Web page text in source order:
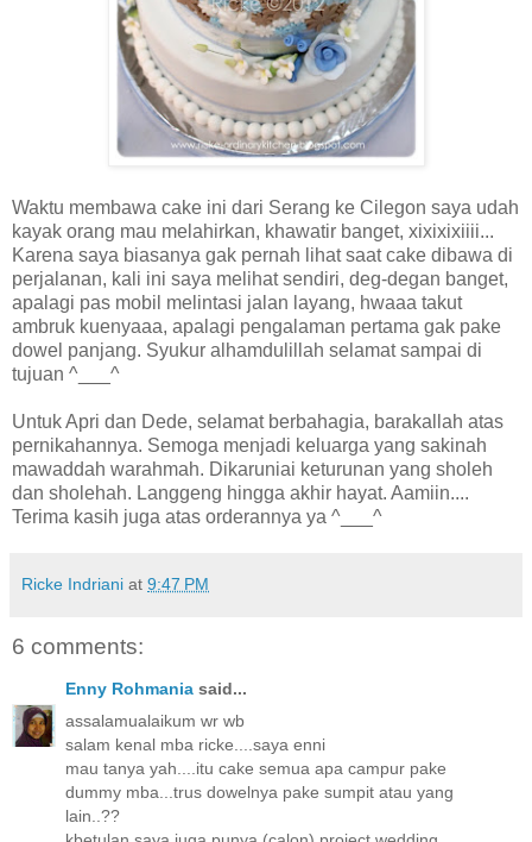
Waktu membawa cake ini dari Serang ke Cilegon saya udah
kayak orang mau melahirkan, khawatir banget, xixixixiiii...
Karena saya biasanya gak pernah lihat saat cake dibawa di
perjalanan, kali ini saya melihat sendiri, deg-degan banget,
apalagi pas mobil melintasi jalan layang, hwaaa takut
ambruk kuenyaaa, apalagi pengalaman pertama gak pake
dowel panjang. Syukur alhamdulillah selamat sampai di
tujuan ^___^
Untuk Apri dan Dede, selamat berbahagia, barakallah atas
pernikahannya. Semoga menjadi keluarga yang sakinah
mawaddah warahmah. Dikaruniai keturunan yang sholeh
dan sholehah. Langgeng hingga akhir hayat. Aamiin....
Terima kasih juga atas orderannya ya ^___^
Ricke Indriani at 9:47 PM
6 comments:
Enny Rohmania said...
assalamualaikum wr wb
salam kenal mba ricke....saya enni
mau tanya yah....itu cake semua apa campur pake
dummy mba...trus dowelnya pake sumpit atau yang
lain..??